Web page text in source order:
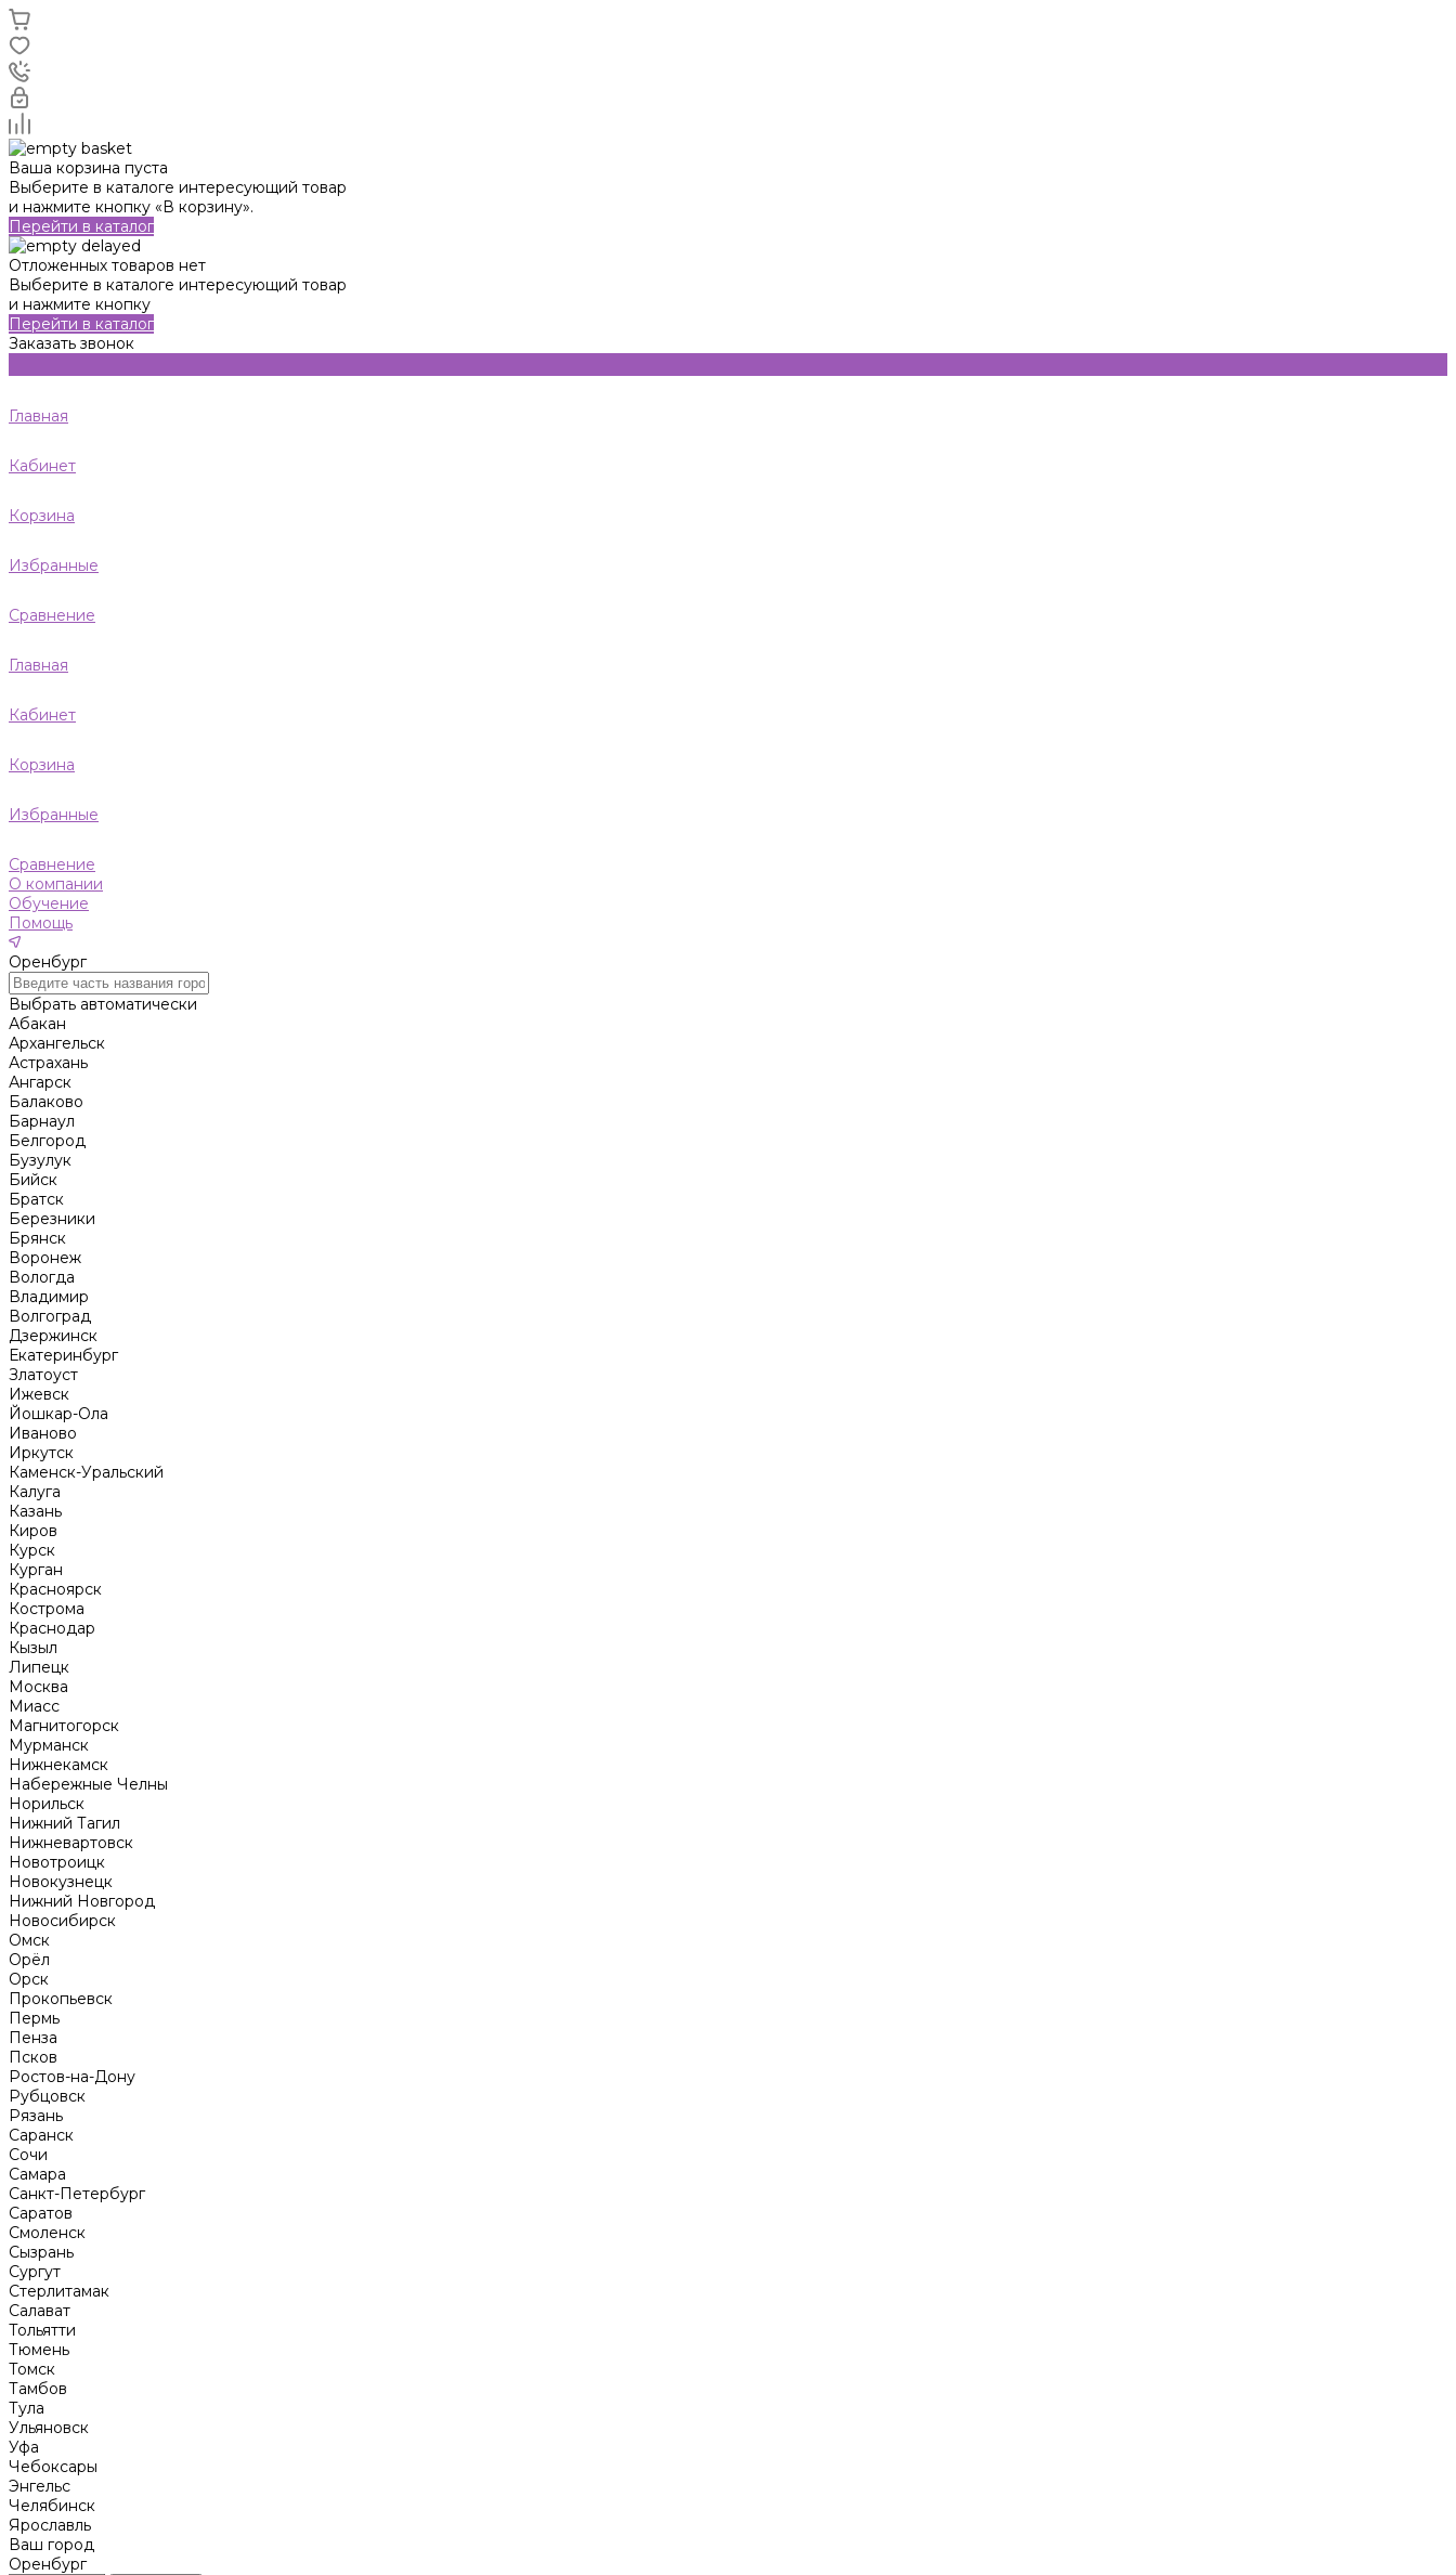
Ваша корзина пуста
Выберите в каталоге интересующий товар
и нажмите кнопку «В корзину».
Перейти в каталог
Отложенных товаров нет
Выберите в каталоге интересующий товар
и нажмите кнопку
Перейти в каталог
Заказать звонок
Главная
Кабинет
Корзина
Избранные
Сравнение
Главная
Кабинет
Корзина
Избранные
Сравнение
О компании
Обучение
Помощь
Оренбург
Выбрать автоматически
Абакан
Архангельск
Астрахань
Ангарск
Балаково
Барнаул
Белгород
Бузулук
Бийск
Братск
Березники
Брянск
Воронеж
Вологда
Владимир
Волгоград
Дзержинск
Екатеринбург
Златоуст
Ижевск
Йошкар-Ола
Иваново
Иркутск
Каменск-Уральский
Калуга
Казань
Киров
Курск
Курган
Красноярск
Кострома
Краснодар
Кызыл
Липецк
Москва
Миасс
Магнитогорск
Мурманск
Нижнекамск
Набережные Челны
Норильск
Нижний Тагил
Нижневартовск
Новотроицк
Новокузнецк
Нижний Новгород
Новосибирск
Омск
Орёл
Орск
Прокопьевск
Пермь
Пенза
Псков
Ростов-на-Дону
Рубцовск
Рязань
Саранск
Сочи
Самара
Санкт-Петербург
Саратов
Смоленск
Сызрань
Сургут
Стерлитамак
Салават
Тольятти
Тюмень
Томск
Тамбов
Тула
Ульяновск
Уфа
Чебоксары
Энгельс
Челябинск
Ярославль
Ваш город
Оренбург